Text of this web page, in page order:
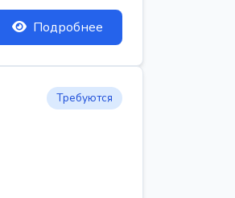
Подробнее
Требуются